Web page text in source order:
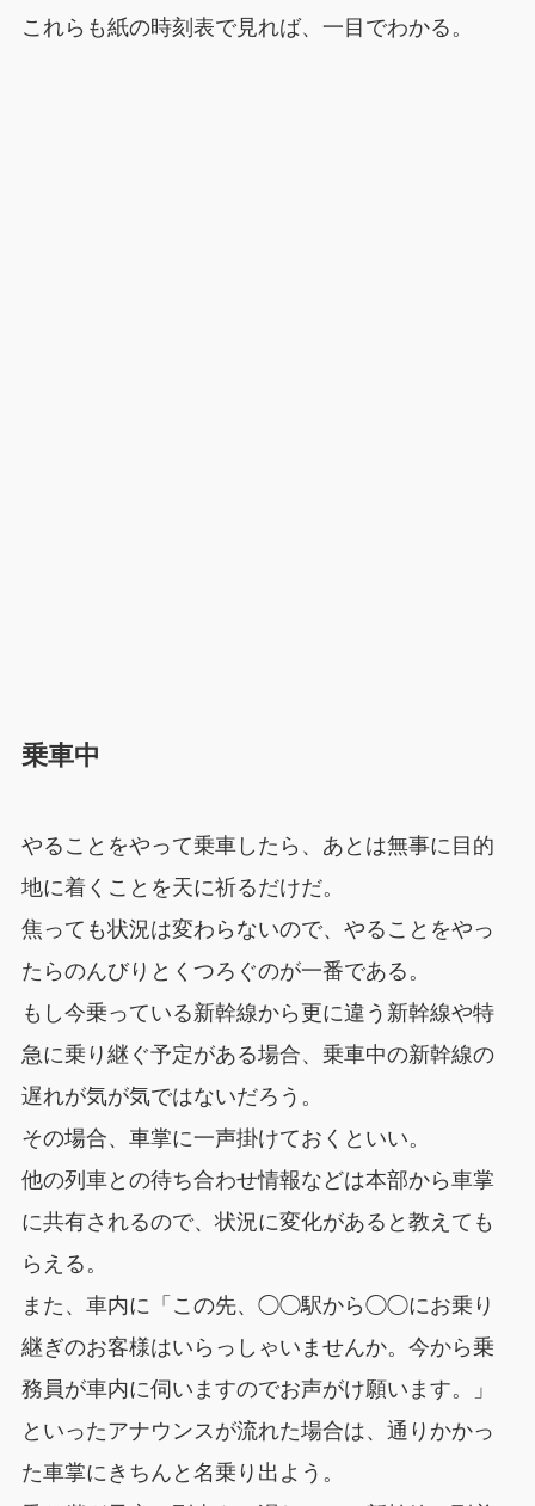
これらも紙の時刻表で見れば、一目でわかる。
乗車中
やることをやって乗車したら、あとは無事に目的
地に着くことを天に祈るだけだ。
焦っても状況は変わらないので、やることをやっ
たらのんびりとくつろぐのが一番である。
もし今乗っている新幹線から更に違う新幹線や特
急に乗り継ぐ予定がある場合、乗車中の新幹線の
遅れが気が気ではないだろう。
その場合、車掌に一声掛けておくといい。
他の列車との待ち合わせ情報などは本部から車掌
に共有されるので、状況に変化があると教えても
らえる。
また、車内に「この先、◯◯駅から◯◯にお乗り
継ぎのお客様はいらっしゃいませんか。今から乗
務員が車内に伺いますのでお声がけ願います。」
といったアナウンスが流れた場合は、通りかかっ
た車掌にきちんと名乗り出よう。